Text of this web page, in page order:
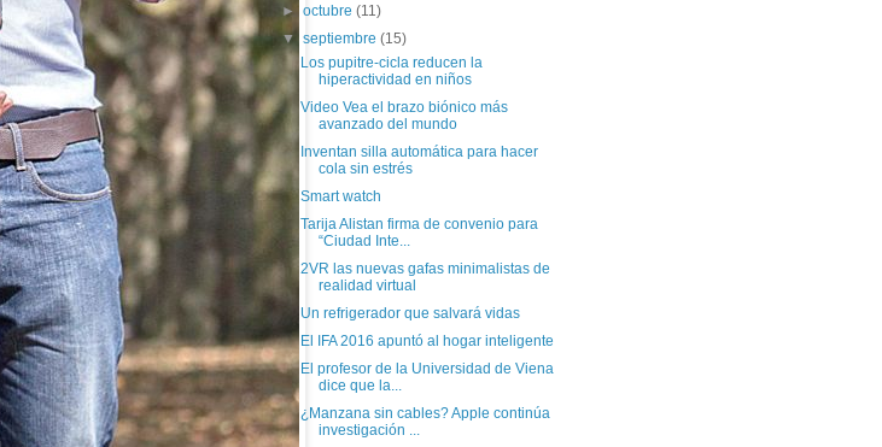
►octubre(11)
▼septiembre(15)
Los pupitre-cicla reducen la
hiperactividad en niños
Video Vea el brazo biónico más
avanzado del mundo
Inventan silla automática para hacer
cola sin estrés
Smart watch
Tarija Alistan firma de convenio para
“Ciudad Inte...
2VR las nuevas gafas minimalistas de
realidad virtual
Un refrigerador que salvará vidas
El IFA 2016 apuntó al hogar inteligente
El profesor de la Universidad de Viena
dice que la...
¿Manzana sin cables? Apple continúa
investigación ...